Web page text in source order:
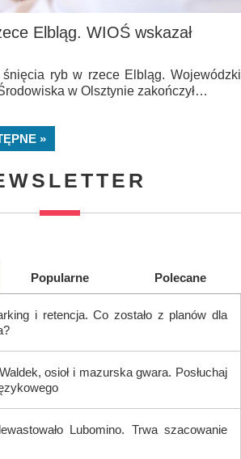
Elbląg. WIOŚ wskazał
ryb w rzece Elbląg. Wojewódzki
w Olsztynie zakończył…
»
Popularne Polecane
i retencja. Co zostało z planów dla
osioł i mazurska gwara. Posłuchaj
Lubomino. Trwa szacowanie